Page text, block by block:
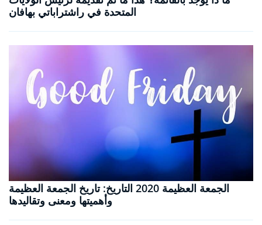
المتحدة في راشتراباتي بهافان
الجمعة العظيمة 2020 التاريخ: تاريخ الجمعة العظيمة
وأهميتها ومعنى وتقاليدها